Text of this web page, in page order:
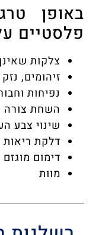
באופן
פלסטיים
צלקות
זיהומים,
נפיחות
השחת צורה
שינוי צבע
דלקת ריאות
דימום מוגזם
מוות